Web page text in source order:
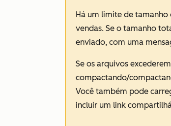
Há um limite de tamanho
vendas. Se o tamanho
enviado, com uma
Se os arquivos
compactando/
Você também pode
incluir um link